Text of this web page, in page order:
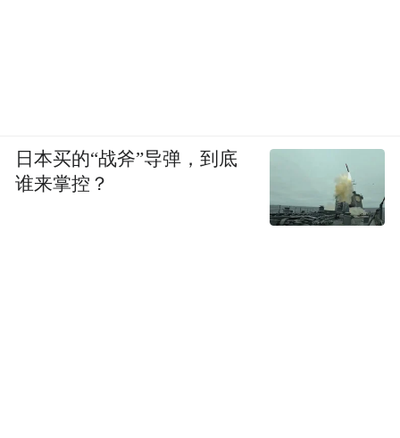
日本买的“战斧”导弹，到底
谁来掌控？